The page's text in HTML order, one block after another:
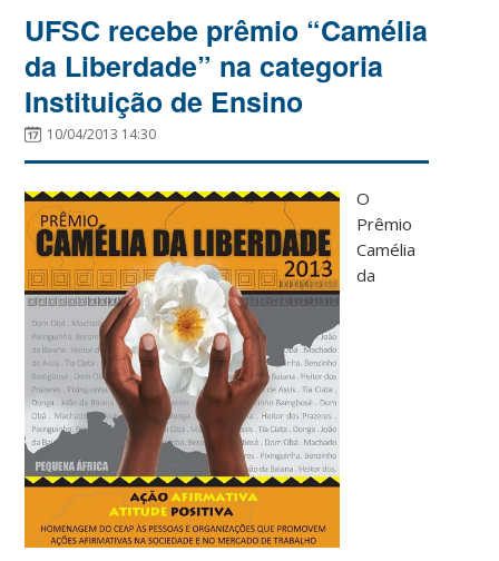
UFSC recebe prêmio “Camélia
da Liberdade” na categoria
Instituição de Ensino
10/04/2013 14:30
O
Prêmio
Camélia
da